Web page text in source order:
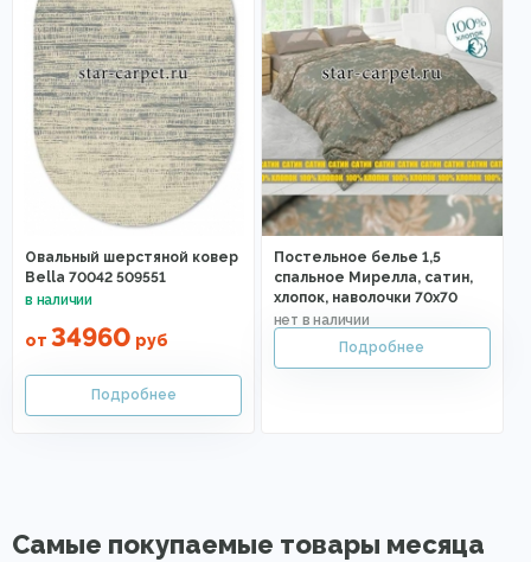
Овальный шерстяной ковер
Bella 70042 509551
от 34960 руб
Постельное белье 1,5
спальное Мирелла, сатин,
хлопок, наволочки 70х70
Самые покупаемые товары месяца